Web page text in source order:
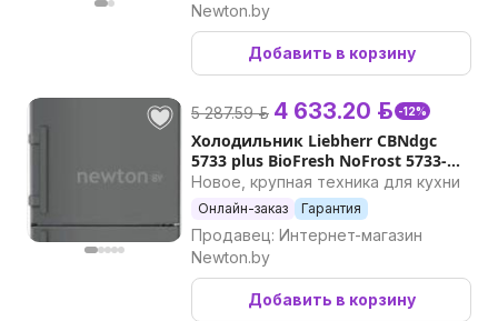
Newton.by
Добавить в корзину
5 287.59 р. 4 633.20 р. -12%
Холодильник Liebherr CBNdgc
5733 plus BioFresh NoFrost 5733-
20001
Новое, крупная техника для кухни
Онлайн-заказ Гарантия
Продавец: Интернет-магазин
Newton.by
Добавить в корзину